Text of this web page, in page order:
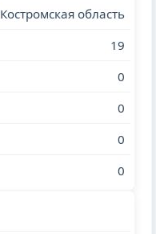
Костромская область
19
0
0
0
0